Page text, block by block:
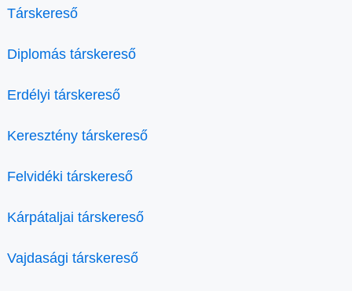
Társkereső
Diplomás társkereső
Erdélyi társkereső
Keresztény társkereső
Felvidéki társkereső
Kárpátaljai társkereső
Vajdasági társkereső